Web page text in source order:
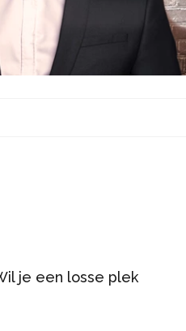
je een losse plek